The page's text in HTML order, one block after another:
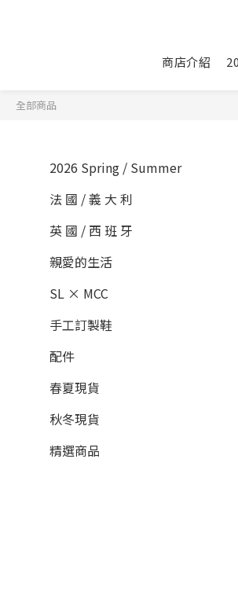
商店介紹
全部商品
2026 Spring / Summer
法 國 / 義 大 利
英 國 / 西 班 牙
親愛的生活
SL × MCC
手工訂製鞋
配件
春夏現貨
秋冬現貨
精選商品